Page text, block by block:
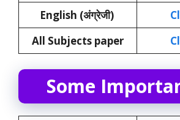
English (अंग्रेजी)
All Subjects paper
Some